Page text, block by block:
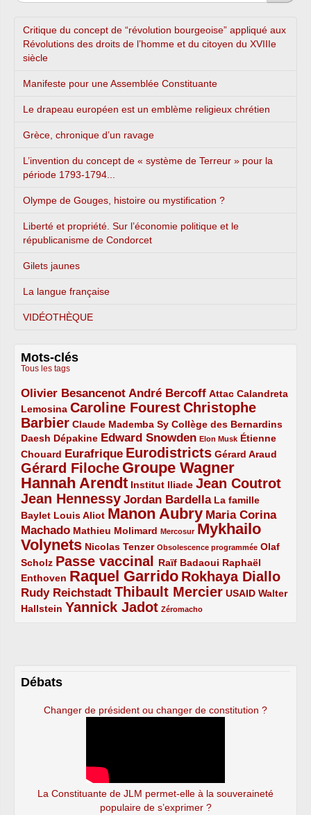
Critique du concept de “révolution bourgeoise” appliqué aux
Révolutions des droits de l’homme et du citoyen du XVIIIe
siècle
Manifeste pour une Assemblée Constituante
Le drapeau européen est un emblème religieux chrétien
Grèce, chronique d’un ravage
L’invention du concept de « système de Terreur » pour la
période 1793-1794...
Olympe de Gouges, histoire ou mystification ?
Liberté et propriété. Sur l’économie politique et le
républicanisme de Condorcet
Gilets jaunes
La langue française
VIDÉOTHÈQUE
Mots-clés
Tous les tags
Olivier Besancenot
3/5 André Bercoff
3/5 Attac
2/5
Calandreta
Lemosina
2/5 Caroline Fourest
4/5
Christophe
Barbier
4/5 Claude Mademba Sy
2/5 Collège des Bernardins
2/5
Daesh
2/5 Dépakine
2/5 Edward Snowden
3/5 Elon Musk
1/5
Étienne
Chouard
2/5 Eurafrique
3/5 Eurodistricts
4/5 Gérard Araud
2/5
Gérard Filoche
4/5 Groupe Wagner
5/5
Hannah Arendt
5/5 Institut Iliade
2/5 Jean Coutrot
4/5
Jean Hennessy
4/5 Jordan Bardella
3/5
La famille
Baylet
2/5 Louis Aliot
2/5 Manon Aubry
5/5
Maria Corina
Machado
3/5 Mathieu Molimard
2/5 Mercosur
1/5
Mykhailo
Volynets
5/5 Nicolas Tenzer
2/5 Obsolescence programmée
1/5
Olaf
Scholz
2/5 Passe vaccinal
4/5 Raïf Badaoui
2/5
Raphaël
Enthoven
2/5 Raquel Garrido
5/5 Rokhaya Diallo
4/5
Rudy Reichstadt
3/5 Thibault Mercier
4/5 USAID
2/5
Walter
Hallstein
2/5 Yannick Jadot
4/5 Zéromacho
1/5
Débats
Changer de président ou changer de constitution ?
La Constituante de JLM permet-elle à la souveraineté
populaire de s’exprimer ?